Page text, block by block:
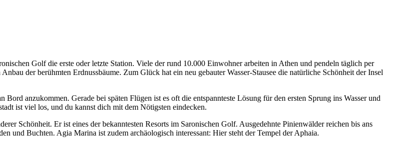
Golf die erste oder letzte Station. Viele der rund 10.000 Einwohner arbeiten in Athen und pendeln täglich per
der berühmten Erdnussbäume. Zum Glück hat ein neu gebauter Wasser-Stausee die natürliche Schönheit der Insel
anzukommen. Gerade bei späten Flügen ist es oft die entspannteste Lösung für den ersten Sprung ins Wasser und
ist viel los, und du kannst dich mit dem Nötigsten eindecken.
Schönheit. Er ist eines der bekanntesten Resorts im Saronischen Golf. Ausgedehnte Pinienwälder reichen bis ans
und Buchten. Agia Marina ist zudem archäologisch interessant: Hier steht der Tempel der Aphaia.